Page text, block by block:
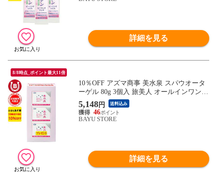
詳細を見る
8/8時点_ポイント最大11倍
10％OFF アズマ商事 美水泉 スパウオータ
ーゲル 80g 3個入 旅美人 オールインワン
美水泉スパウオーターゲル 温泉水 美容液
化粧水 スパウオーターゲル美水泉 アズマ
商事 オールインワンジェル スキンケア 保
5,148円 送料込み
46
BAYU STORE
詳細を見る